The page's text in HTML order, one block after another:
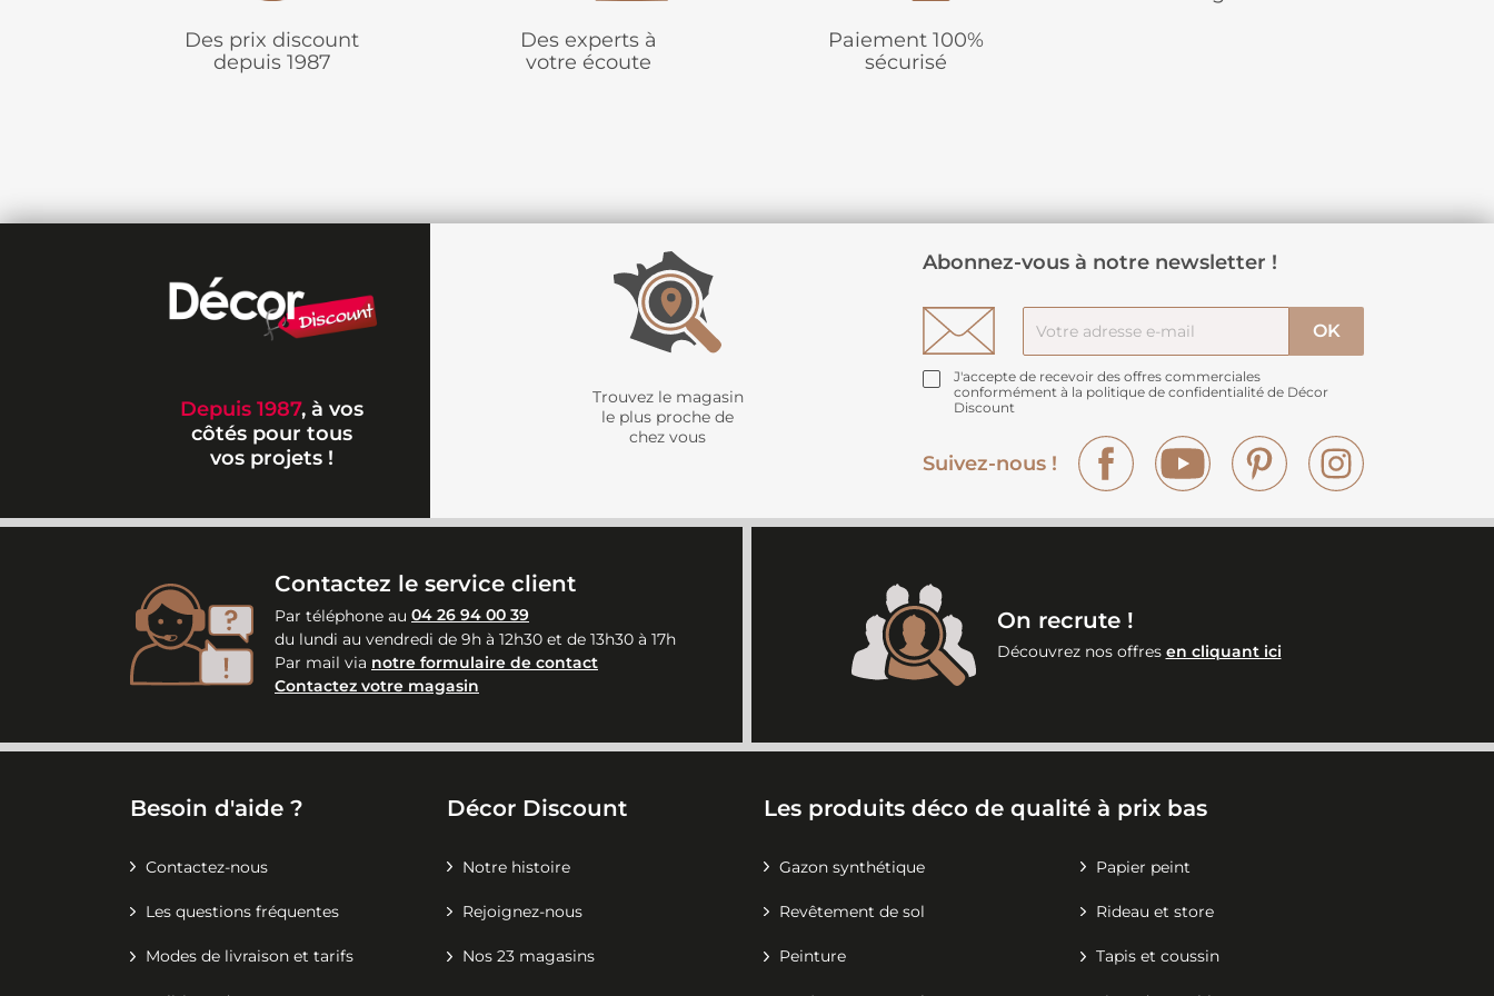
Des prix discount
depuis 1987
Des experts à
votre écoute
Paiement 100%
sécurisé
Depuis 1987, à vos
côtés pour tous
vos projets !
Trouvez le magasin
le plus proche de
chez vous
Abonnez-vous à notre newsletter !
J'accepte de recevoir des offres commerciales
conformément à la politique de confidentialité de Décor
Discount
Suivez-nous !
Facebook YouTube Pinterest
Contactez le service client
Par téléphone au 04 26 94 00 39
du lundi au vendredi de 9h à 12h30 et de 13h30 à 17h
Par mail via notre formulaire de contact
Contactez votre magasin
On recrute !
Découvrez nos offres en cliquant ici
Besoin d'aide ?
Contactez-nous
Les questions fréquentes
Modes de livraison et tarifs
Décor Discount
Notre histoire
Rejoignez-nous
Nos 23 magasins
Les produits déco de qualité à prix bas
Gazon synthétique Papier peint
Revêtement de sol Rideau et store
Peinture Tapis et coussin